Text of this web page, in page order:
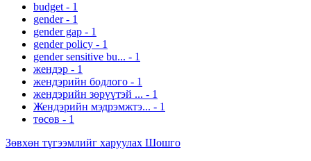
budget - 1
gender - 1
gender gap - 1
gender policy - 1
gender sensitive bu... - 1
жендэр - 1
жендэрийн бодлого - 1
жендэрийн зөрүүтэй ... - 1
Жендэрийн мэдрэмжтэ... - 1
төсөв - 1
Зөвхөн түгээмлийг харуулах Шошго